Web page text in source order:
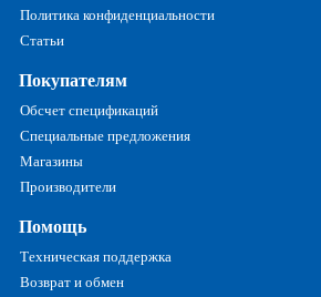
Политика конфиденциальности
Статьи
Покупателям
Обсчет спецификаций
Специальные предложения
Магазины
Производители
Помощь
Техническая поддержка
Возврат и обмен